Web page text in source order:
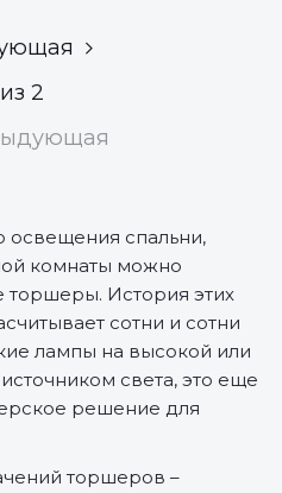
2
освещения спальни,
комнаты можно
торшеры. История этих
сотни и сотни
лампы на высокой или
света, это еще
решение для
торшеров –